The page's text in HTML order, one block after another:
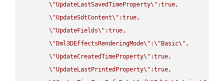
\"UpdateLastSavedTimeProperty\" :true,
\"UpdateSdtContent\" :true,
\"UpdateFields\" :true,
\" Dml3DEffectsRenderingMode\" :\" Basic\" ,
\"UpdateCreatedTimeProperty\" :true,
\"UpdateLastPrintedProperty\" :true,